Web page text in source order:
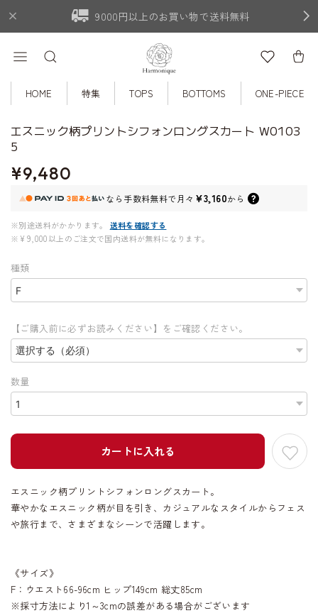
9000円以上のお買い物で送料無料
HOME 特集 TOPS BOTTOMS ONE-PIECE
エスニック柄プリントシフォンロングスカート W0103
5
¥9,480
なら 手数料無料で月々 ¥3,160から
※別途送料がかかります。
送料を確認する
※¥9,000以上のご注文で国内送料が無料になります。
種類
【ご購入前に必ずお読みください】をご確認ください。
数量
カートに入れる
エスニック柄プリントシフォンロングスカート。
華やかなエスニック柄が目を引き、カジュアルなスタイルからフェス
や旅行まで、さまざまなシーンで活躍します。
《サイズ》
F：ウエスト66-96cm ヒップ149cm 総丈85cm
※採寸方法により1～3cmの誤差がある場合がございます